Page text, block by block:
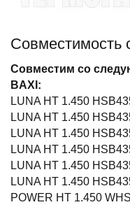
Совместимость
Совместим со
BAXI:
LUNA HT 1.450
LUNA HT 1.450
LUNA HT 1.450
LUNA HT 1.450
LUNA HT 1.450
LUNA HT 1.450
POWER HT 1.450